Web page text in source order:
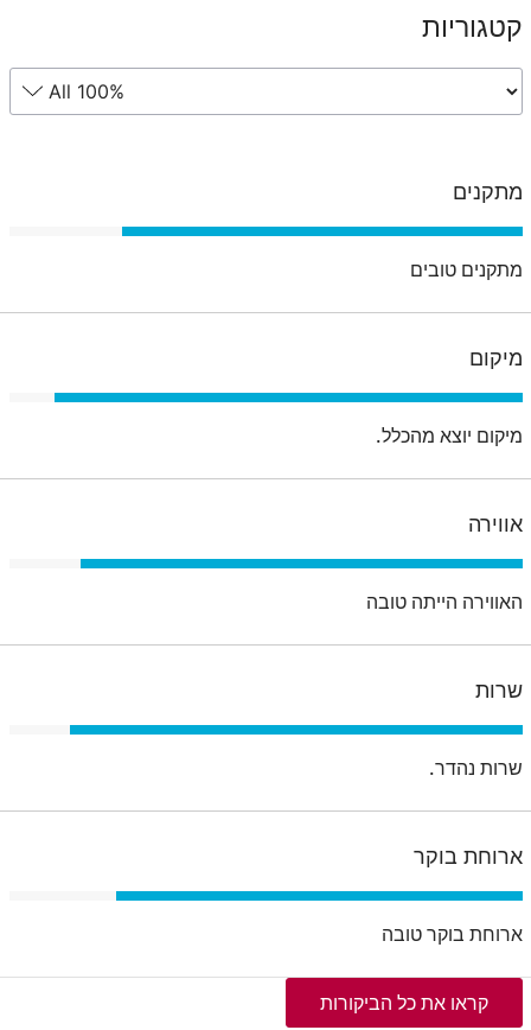
קטגוריות
מתקנים
מתקנים טובים
מיקום
מיקום יוצא מהכלל.
אווירה
האווירה הייתה טובה
שרות
שרות נהדר.
ארוחת בוקר
ארוחת בוקר טובה
קראו את כל הביקורות